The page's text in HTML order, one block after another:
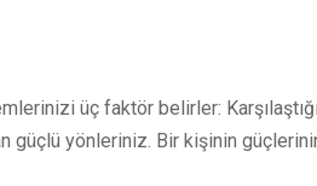
üç faktör belirler:
güçlü yönleriniz. Bir kişinin